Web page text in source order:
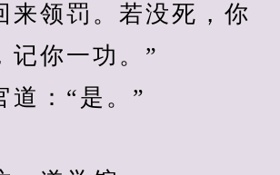
来领罚。若没死，你
记你一功。”
：“是。”